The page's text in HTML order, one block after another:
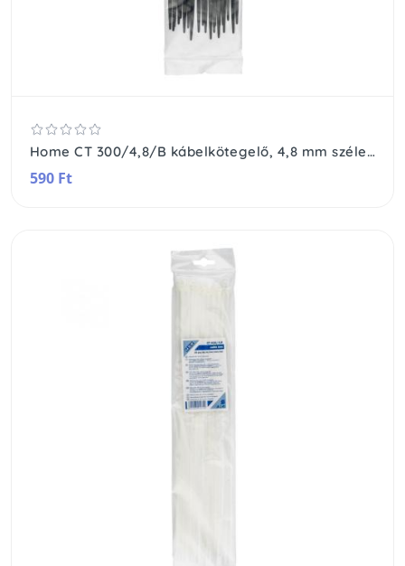
Home CT 300/4,8/B kábelkötegelő, 4,8 mm széles, 300 mm hosszú, 25 db, fekete
590 Ft